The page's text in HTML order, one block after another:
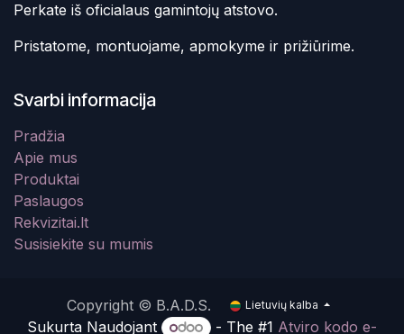
Perkate iš oficialaus gamintojų atstovo.
Pristatome, montuojame, apmokyme ir prižiūrime.
Svarbi informacija
Pradžia
Apie mus
Produktai
Paslaugos
Rekvizitai.lt
Susisiekite su mumis
Copyright © B.A.D.S. Lietuvių kalba
Sukurta Naudojant - The #1 Atviro kodo e-